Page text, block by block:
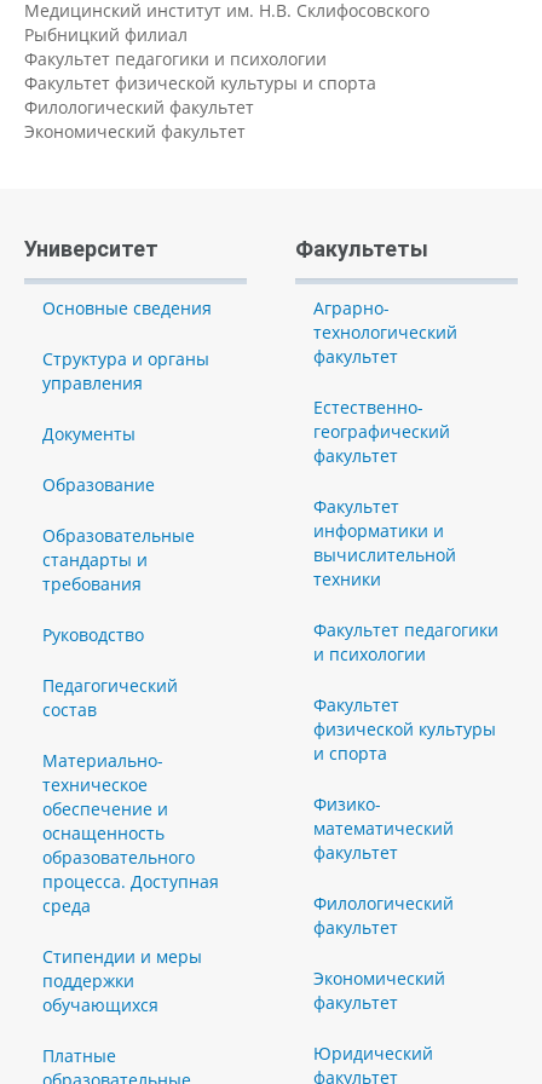
Медицинский институт им. Н.В. Склифосовского
Рыбницкий филиал
Факультет педагогики и психологии
Факультет физической культуры и спорта
Филологический факультет
Экономический факультет
Университет
Основные сведения
Структура и органы
управления
Документы
Образование
Образовательные
стандарты и
требования
Руководство
Педагогический
состав
Материально-
техническое
обеспечение и
оснащенность
образовательного
процесса. Доступная
среда
Стипендии и меры
поддержки
обучающихся
Платные
образовательные
Факультеты
Аграрно-
технологический
факультет
Естественно-
географический
факультет
Факультет
информатики и
вычислительной
техники
Факультет педагогики
и психологии
Факультет
физической культуры
и спорта
Физико-
математический
факультет
Филологический
факультет
Экономический
факультет
Юридический
факультет